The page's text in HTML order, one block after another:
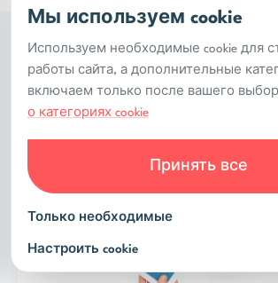
Наши
Подберем формат
Мы используем cookie
Используем необходимые cookie для
работы сайта, а дополнительные
включаем только после вашего
о категориях cookie
Принять все
Только необходимые
Настроить cookie